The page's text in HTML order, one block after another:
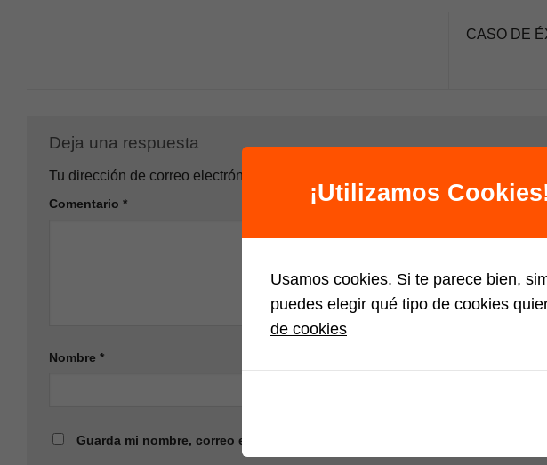
CASO DE
Deja una respuesta
Tu dirección de correo electrónico no será publicada.
Comentario *
Nombre *
Guarda mi nombre, correo electrónico y web en este navegador para la
¡Utilizamos
Usamos cookies. Si te parece bien,
puedes elegir qué tipo de cookies
de cookies